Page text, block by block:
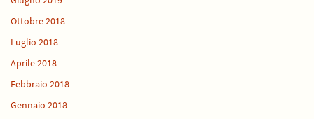
Ottobre 2018
Luglio 2018
Aprile 2018
Febbraio 2018
Gennaio 2018